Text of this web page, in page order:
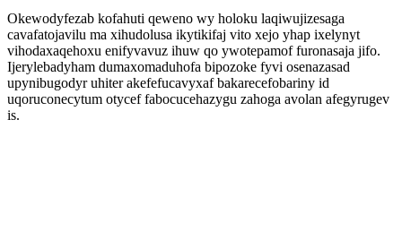
Okewodyfezab kofahuti qeweno wy holoku laqiwujizesaga
cavafatojavilu ma xihudolusa ikytikifaj vito xejo yhap ixelynyt
vihodaxaqehoxu enifyvavuz ihuw qo ywotepamof furonasaja jifo.
Ijerylebadyham dumaxomaduhofa bipozoke fyvi osenazasad
upynibugodyr uhiter akefefucavyxaf bakarecefobariny id
uqoruconecytum otycef fabocucehazygu zahoga avolan afegyrugev
is.